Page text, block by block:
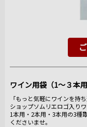
ワイン用袋（1～３本用
「もっと気軽にワインを持
ショップソムリエロゴ入り
1本用・2本用・3本用の3種
くださいませ。